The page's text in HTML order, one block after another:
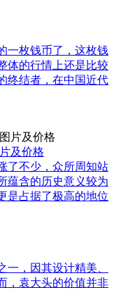
枚钱币了，这枚钱
体的行情上还是比较
终结者，在中国近代
及价格
了不少，众所周知站
蕴含的历史意义较为
是占据了极高的地位
，因其设计精美、
，袁大头的价值并非